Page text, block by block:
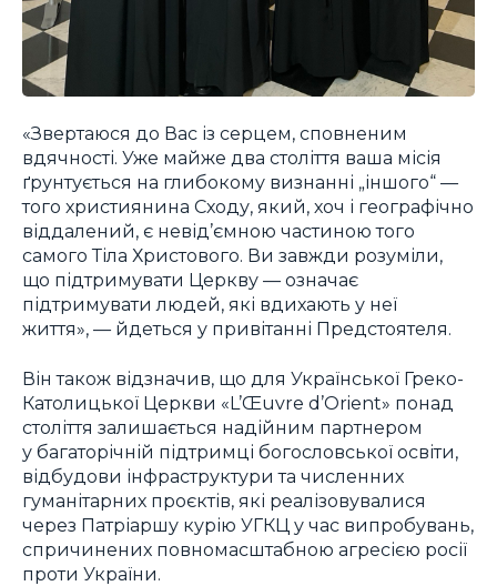
«Звертаюся до Вас із серцем, сповненим
вдячності. Уже майже два століття ваша місія
ґрунтується на глибокому визнанні „іншого“ —
того християнина Сходу, який, хоч і географічно
віддалений, є невід’ємною частиною того
самого Тіла Христового. Ви завжди розуміли,
що підтримувати Церкву — означає
підтримувати людей, які вдихають у неї
життя», — йдеться у привітанні Предстоятеля.
Він також відзначив, що для Української Греко-
Католицької Церкви «L’Œuvre d’Orient» понад
століття залишається надійним партнером
у багаторічній підтримці богословської освіти,
відбудови інфраструктури та численних
гуманітарних проєктів, які реалізовувалися
через Патріаршу курію УГКЦ у час випробувань,
спричинених повномасштабною агресією росії
проти України.